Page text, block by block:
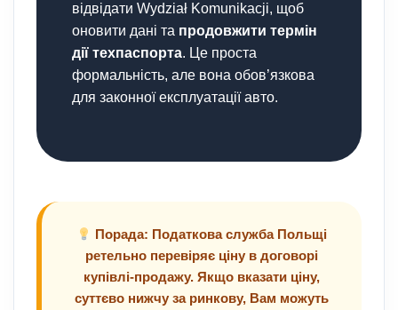
відвідати Wydział Komunikacji, щоб
оновити дані та продовжити термін
дії техпаспорта. Це проста
формальність, але вона обов’язкова
для законної експлуатації авто.
Порада: Податкова служба Польщі
ретельно перевіряє ціну в договорі
купівлі-продажу. Якщо вказати ціну,
суттєво нижчу за ринкову, Вам можуть